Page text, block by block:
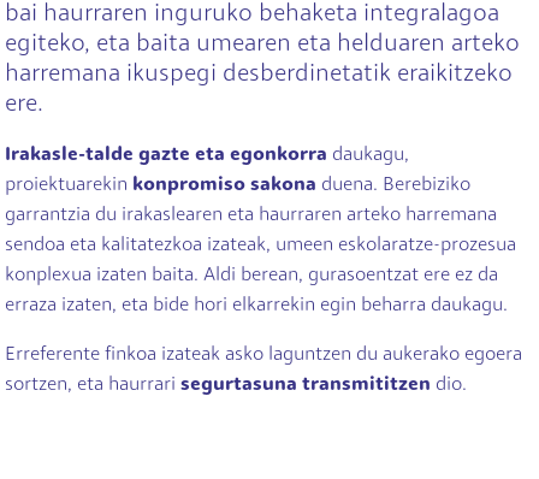
bai haurraren inguruko behaketa integralagoa
egiteko, eta baita umearen eta helduaren arteko
harremana ikuspegi desberdinetatik eraikitzeko
ere.
Irakasle-talde gazte eta egonkorra daukagu,
proiektuarekin konpromiso sakona duena. Berebiziko
garrantzia du irakaslearen eta haurraren arteko harremana
sendoa eta kalitatezkoa izateak, umeen eskolaratze-prozesua
konplexua izaten baita. Aldi berean, gurasoentzat ere ez da
erraza izaten, eta bide hori elkarrekin egin beharra daukagu.
Erreferente finkoa izateak asko laguntzen du aukerako egoera
sortzen, eta haurrari segurtasuna transmititzen dio.